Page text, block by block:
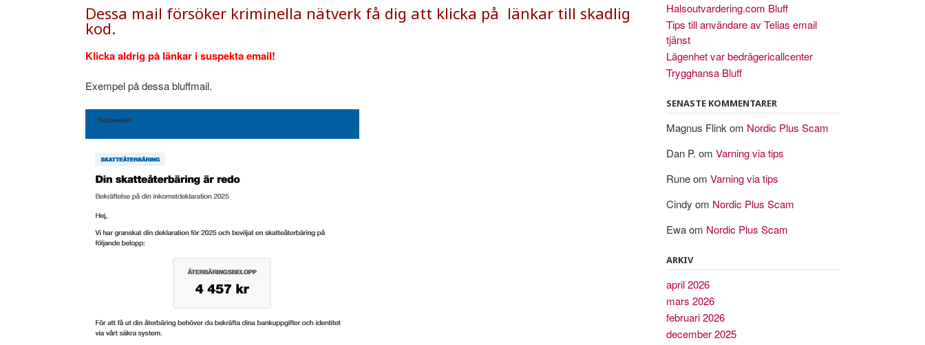
Dessa mail försöker kriminella nätverk få dig att klicka på länkar till skadlig
kod.
Klicka aldrig på länkar i suspekta email!
Exempel på dessa bluffmail.
Halsoutvardering.com Bluff
Tips till användare av Telias email
tjänst
Lägenhet var bedrägericallcenter
Trygghansa Bluff
SENASTE KOMMENTARER
Magnus Flink om Nordic Plus Scam
Dan P. om Varning via tips
Runeom Varning via tips
Cindy om Nordic Plus Scam
Ewaom Nordic Plus Scam
ARKIV
april 2026
mars 2026
februari 2026
december 2025